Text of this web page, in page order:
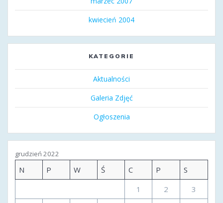
kwiecień 2004
KATEGORIE
Aktualności
Galeria Zdjęć
Ogłoszenia
grudzień 2022
N P W Ś C P
S
1
2
3